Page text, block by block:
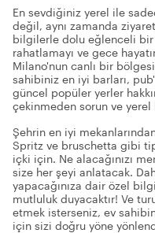
En sevdiğiniz yerel ile
değil, aynı zamanda
bilgilerle dolu eğlenceli bir
rahatlamayı ve gece
Milano'nun canlı bir
sahibiniz en iyi barları,
güncel popüler yerler
çekinmeden sorun ve yerel
Şehrin en iyi
Spritz ve bruschetta gibi
içki için. Ne alacağınızı
size her şeyi anlatacak.
yapacağınıza dair özel
mutluluk duyacaktır! Ve
etmek isterseniz, ev
için sizi doğru yöne